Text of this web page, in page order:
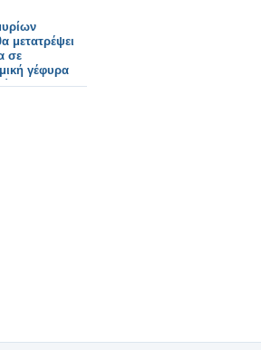
μετατρέψει
σε
γέφυρα
και